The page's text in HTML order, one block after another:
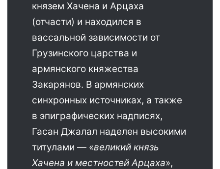
князем Хачена и Арцаха
(отчасти) и находился в
вассальной зависимости от
Грузинского царства и
армянского княжества
Закарянов. В армянских
синхронных источниках, а также
в эпиграфических надписях,
Гасан Джалал наделен высокими
титулами — «великий князь
Хачена и местностей Арцаха»,